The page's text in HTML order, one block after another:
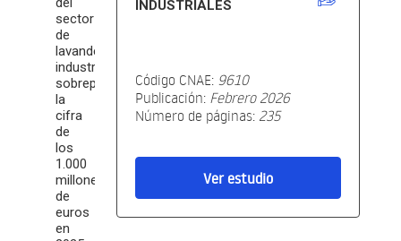
INDUSTRIALES
Código CNAE: 9610
Publicación: Febrero 2026
Número de páginas: 235
Ver estudio
sector
de
lavanderías
industriales
sobrepasó
la
cifra
de
los
1.000
millones
de
euros
en